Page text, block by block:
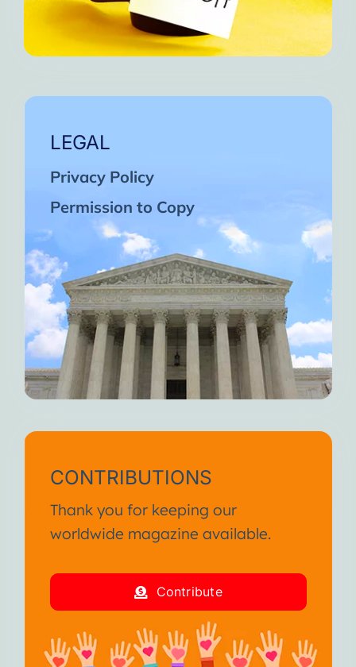
LEGAL
Privacy Policy
Permission to Copy
CONTRIBUTIONS
Thank you for keeping our
worldwide magazine available.
Contribute